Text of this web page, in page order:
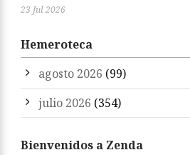
23 Jul 2026
Hemeroteca
agosto 2026 (99)
julio 2026 (354)
Bienvenidos a Zenda